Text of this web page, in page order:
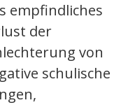
empfindliches
der
von
schulische